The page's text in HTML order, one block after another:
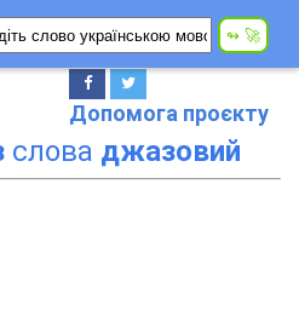
Допомога проєкту
слова джазовий